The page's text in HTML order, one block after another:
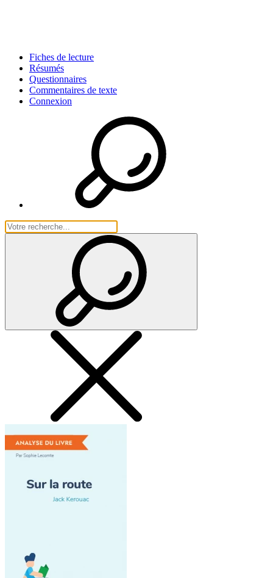
Fiches de lecture
Résumés
Questionnaires
Commentaires de texte
Connexion